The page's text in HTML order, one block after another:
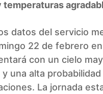
temperaturas
datos del servicio
22 de febrero en
con un cielo
y una alta probabilidad
La jornada